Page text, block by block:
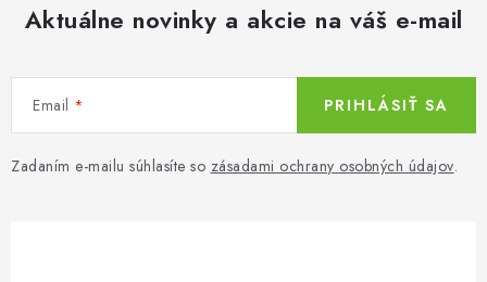
v
y
v
Aktuálne novinky a akcie na váš e-mail
Email
Zadaním e-mailu súhlasíte so zásadami ochrany osobných údajov.
PRIHLÁSIŤ SA